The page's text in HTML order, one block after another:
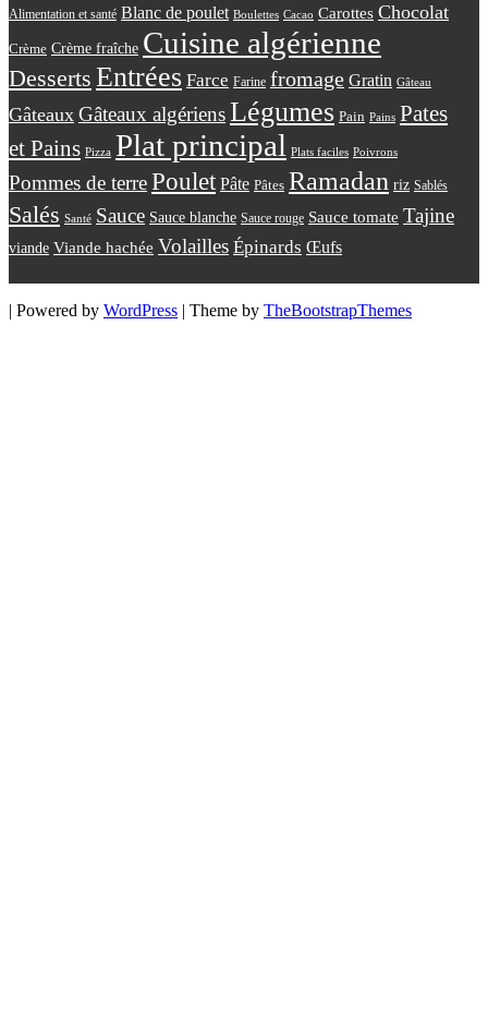
Alimentation et santé Blanc de poulet Boulettes Cacao Carottes Chocolat
Crème Crème fraîche Cuisine algérienne
Desserts Entrées Farce Farine fromage Gratin Gâteau
Gâteaux Gâteaux algériensLégumes Pain Pains Pates
et Pains Pizza Plat principal Plats faciles Poivrons
Pommes de terrePoulet Pâte Pâtes Ramadan riz Sablés
Salés Santé Sauce Sauce blanche Sauce rouge Sauce tomate Tajine
viande Viande hachée Volailles Épinards Œufs
| Powered by WordPress | Theme by TheBootstrapThemes